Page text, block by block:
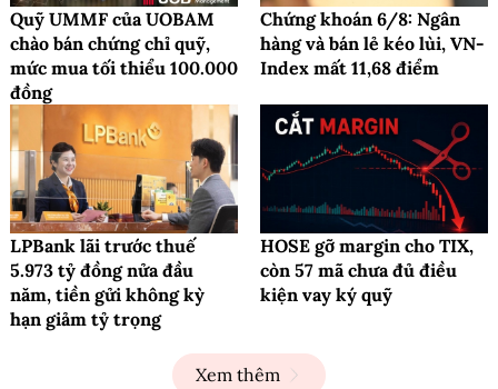
Quỹ UMMF của UOBAM
chào bán chứng chỉ quỹ,
mức mua tối thiểu 100.000
đồng
Chứng khoán 6/8: Ngân
hàng và bán lẻ kéo lùi, VN-
Index mất 11,68 điểm
LPBank lãi trước thuế
5.973 tỷ đồng nửa đầu
năm, tiền gửi không kỳ
hạn giảm tỷ trọng
HOSE gỡ margin cho TIX,
còn 57 mã chưa đủ điều
kiện vay ký quỹ
Xem thêm